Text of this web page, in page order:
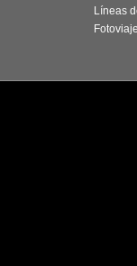
Líneas